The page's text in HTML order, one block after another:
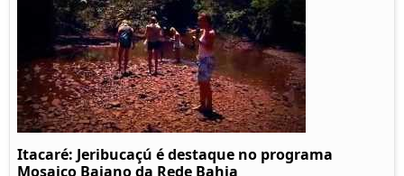
Itacaré: Jeribucaçú é destaque no programa
Mosaico Baiano da Rede Bahia